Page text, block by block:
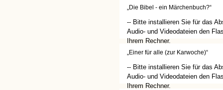
(http://get.adobe.com/de/
„Die Bibel - ein Märchenbuch?“
-- Bitte installieren Sie für das
Audio- und Videodateien den
Ihrem Rechner.
(http://get.adobe.com/de/
„Einer für alle (zur Karwoche)“
-- Bitte installieren Sie für das
Audio- und Videodateien den
Ihrem Rechner.